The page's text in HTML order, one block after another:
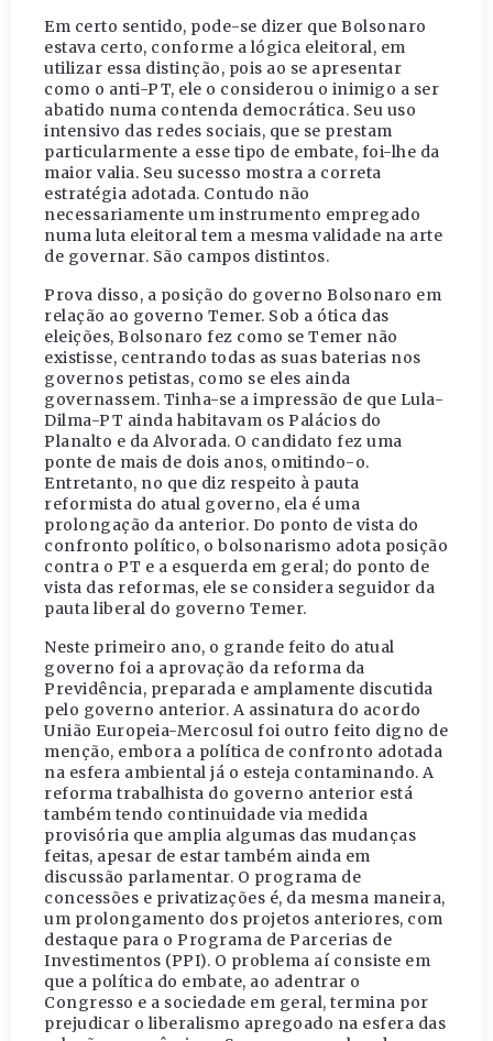
Em certo sentido, pode-se dizer que Bolsonaro
estava certo, conforme a lógica eleitoral, em
utilizar essa distinção, pois ao se apresentar
como o anti-PT, ele o considerou o inimigo a ser
abatido numa contenda democrática. Seu uso
intensivo das redes sociais, que se prestam
particularmente a esse tipo de embate, foi-lhe da
maior valia. Seu sucesso mostra a correta
estratégia adotada. Contudo não
necessariamente um instrumento empregado
numa luta eleitoral tem a mesma validade na arte
de governar. São campos distintos.
Prova disso, a posição do governo Bolsonaro em
relação ao governo Temer. Sob a ótica das
eleições, Bolsonaro fez como se Temer não
existisse, centrando todas as suas baterias nos
governos petistas, como se eles ainda
governassem. Tinha-se a impressão de que Lula-
Dilma-PT ainda habitavam os Palácios do
Planalto e da Alvorada. O candidato fez uma
ponte de mais de dois anos, omitindo-o.
Entretanto, no que diz respeito à pauta
reformista do atual governo, ela é uma
prolongação da anterior. Do ponto de vista do
confronto político, o bolsonarismo adota posição
contra o PT e a esquerda em geral; do ponto de
vista das reformas, ele se considera seguidor da
pauta liberal do governo Temer.
Neste primeiro ano, o grande feito do atual
governo foi a aprovação da reforma da
Previdência, preparada e amplamente discutida
pelo governo anterior. A assinatura do acordo
União Europeia-Mercosul foi outro feito digno de
menção, embora a política de confronto adotada
na esfera ambiental já o esteja contaminando. A
reforma trabalhista do governo anterior está
também tendo continuidade via medida
provisória que amplia algumas das mudanças
feitas, apesar de estar também ainda em
discussão parlamentar. O programa de
concessões e privatizações é, da mesma maneira,
um prolongamento dos projetos anteriores, com
destaque para o Programa de Parcerias de
Investimentos (PPI). O problema aí consiste em
que a política do embate, ao adentrar o
Congresso e a sociedade em geral, termina por
prejudicar o liberalismo apregoado na esfera das